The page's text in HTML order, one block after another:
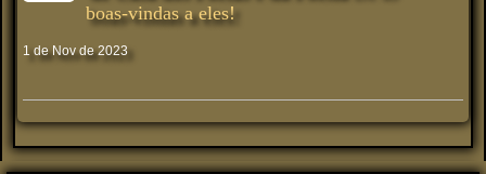
boas-vindas a eles!
1 de Nov de 2023